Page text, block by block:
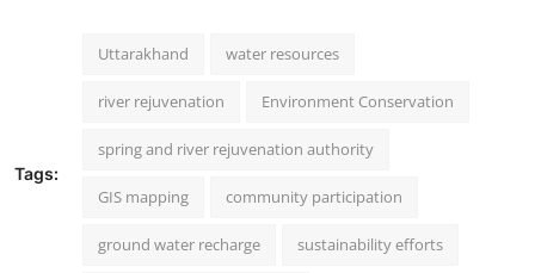
Tags:
Uttarakhand water resources
river rejuvenation Environment Conservation
spring and river rejuvenation authority
GIS mapping community participation
ground water recharge sustainability efforts